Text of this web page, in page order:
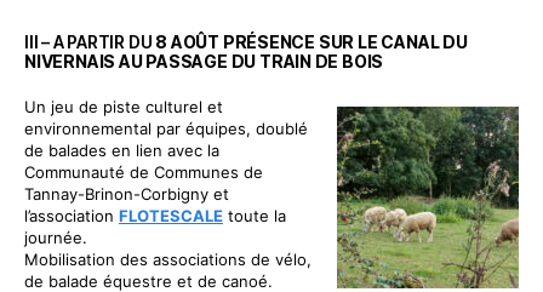
III – A PARTIR DU 8 AOÛT PRÉSENCE SUR LE CANAL DU
NIVERNAIS AU PASSAGE DU TRAIN DE BOIS
Un jeu de piste culturel et
environnemental par équipes, doublé
de balades en lien avec la
Communauté de Communes de
Tannay-Brinon-Corbigny et
l’association FLOTESCALE toute la
journée.
Mobilisation des associations de vélo,
de balade équestre et de canoé.